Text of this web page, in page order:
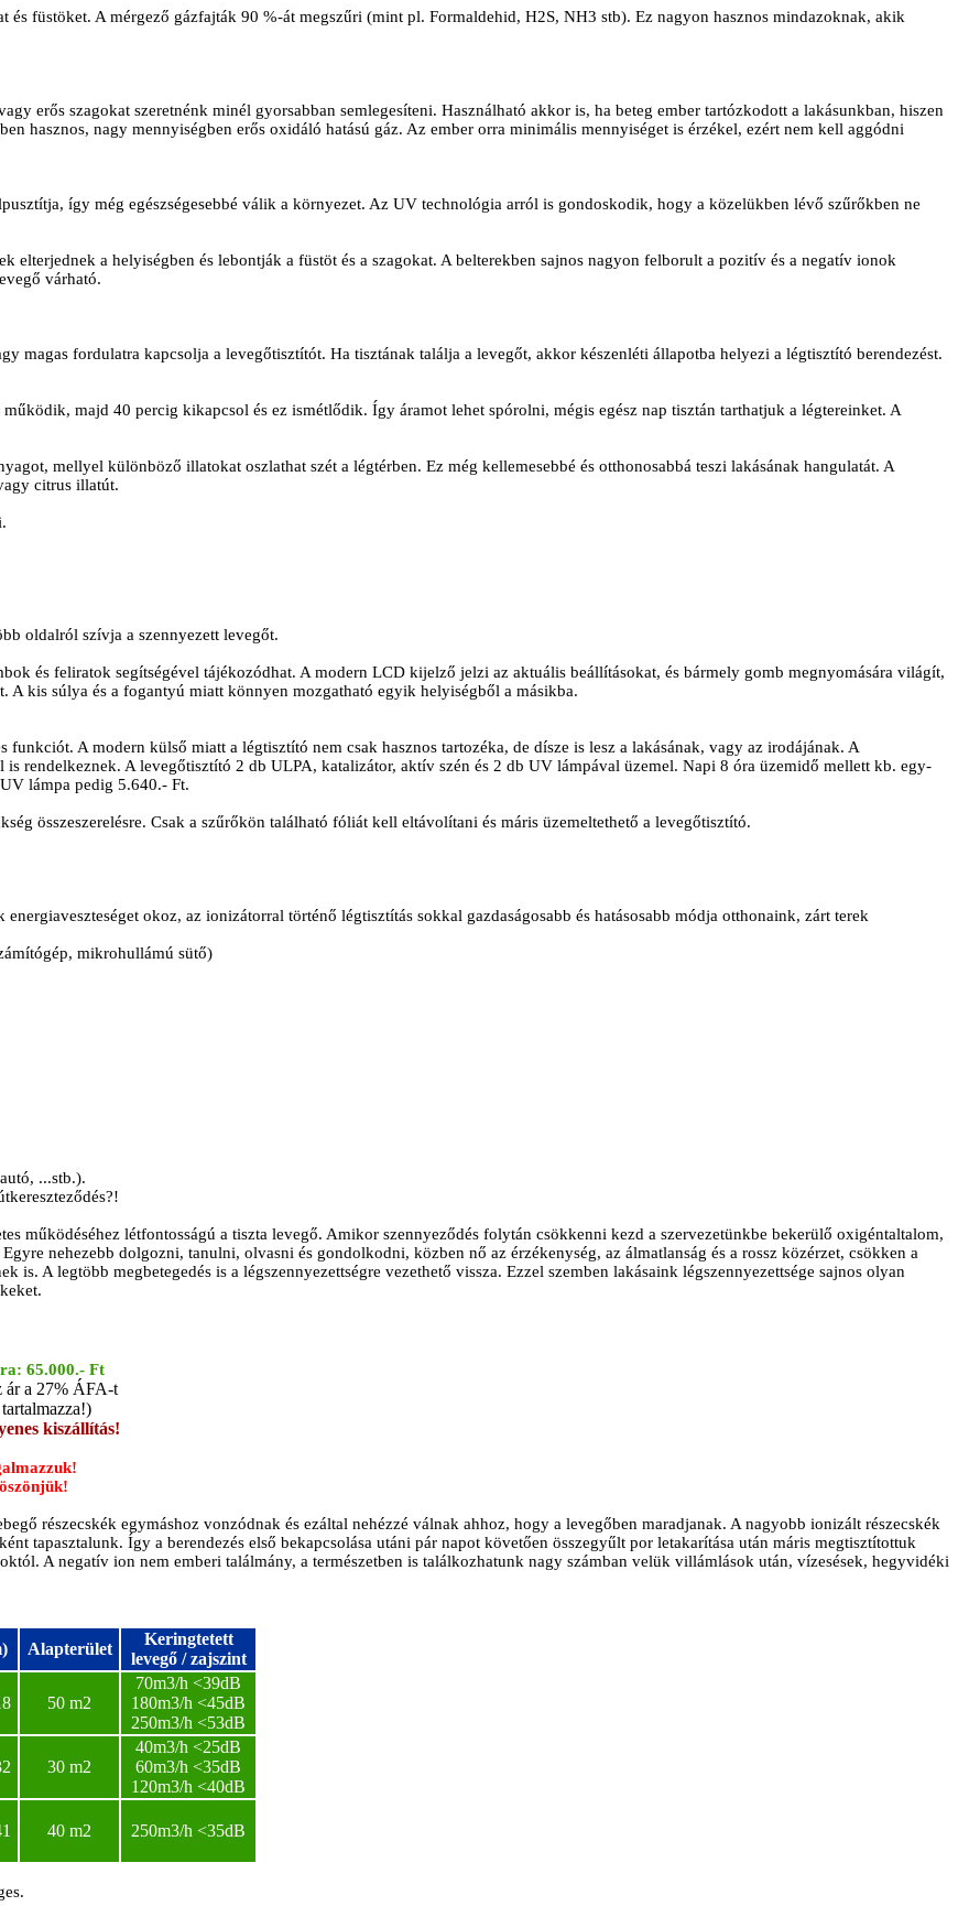
és füstöket. A mérgező gázfajták 90 %-át megszűri (mint pl. Formaldehid, H2S, NH3 stb). Ez nagyon hasznos mindazoknak, akik
erős szagokat szeretnénk minél gyorsabban semlegesíteni. Használható akkor is, ha beteg ember tartózkodott a lakásunkban, hiszen
hasznos, nagy mennyiségben erős oxidáló hatású gáz. Az ember orra minimális mennyiséget is érzékel, ezért nem kell aggódni
így még egészségesebbé válik a környezet. Az UV technológia arról is gondoskodik, hogy a közelükben lévő szűrőkben ne
a helyiségben és lebontják a füstöt és a szagokat. A belterekben sajnos nagyon felborult a pozitív és a negatív ionok
várható.
magas fordulatra kapcsolja a levegőtisztítót. Ha tisztának találja a levegőt, akkor készenléti állapotba helyezi a légtisztító berendezést.
majd 40 percig kikapcsol és ez ismétlődik. Így áramot lehet spórolni, mégis egész nap tisztán tarthatjuk a légtereinket. A
mellyel különböző illatokat oszlathat szét a légtérben. Ez még kellemesebbé és otthonosabbá teszi lakásának hangulatát. A
citrus illatút.
oldalról szívja a szennyezett levegőt.
és feliratok segítségével tájékozódhat. A modern LCD kijelző jelzi az aktuális beállításokat, és bármely gomb megnyomására világít,
kis súlya és a fogantyú miatt könnyen mozgatható egyik helyiségből a másikba.
funkciót. A modern külső miatt a légtisztító nem csak hasznos tartozéka, de dísze is lesz a lakásának, vagy az irodájának. A
is rendelkeznek. A levegőtisztító 2 db ULPA, katalizátor, aktív szén és 2 db UV lámpával üzemel. Napi 8 óra üzemidő mellett kb. egy-
lámpa pedig 5.640.- Ft.
összeszerelésre. Csak a szűrőkön található fóliát kell eltávolítani és máris üzemeltethető a levegőtisztító.
okoz, az ionizátorral történő légtisztítás sokkal gazdaságosabb és hatásosabb módja otthonaink, zárt terek
mikrohullámú sütő)
...stb.).
működéséhez létfontosságú a tiszta levegő. Amikor szennyeződés folytán csökkenni kezd a szervezetünkbe bekerülő oxigéntaltalom,
nehezebb dolgozni, tanulni, olvasni és gondolkodni, közben nő az érzékenység, az álmatlanság és a rossz közérzet, csökken a
is. A legtöbb megbetegedés is a légszennyezettségre vezethető vissza. Ezzel szemben lakásaink légszennyezettsége sajnos olyan
65.000.- Ft
ár a 27% ÁFA-t
tartalmazza!)
kiszállítás!
részecskék egymáshoz vonzódnak és ezáltal nehézzé válnak ahhoz, hogy a levegőben maradjanak. A nagyobb ionizált részecskék
tapasztalunk. Így a berendezés első bekapcsolása utáni pár napot követően összegyűlt por letakarítása után máris megtisztítottuk
A negatív ion nem emberi találmány, a természetben is találkozhatunk nagy számban velük villámlások után, vízesések, hegyvidéki
Alapterület
Keringtetett
levegő / zajszint
50 m2
70m3/h <39dB
180m3/h <45dB
250m3/h <53dB
30 m2
40m3/h <25dB
60m3/h <35dB
120m3/h <40dB
40 m2 250m3/h <35dB